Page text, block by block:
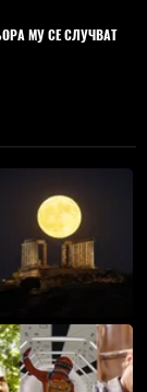
МУ СЕ СЛУЧВАТ